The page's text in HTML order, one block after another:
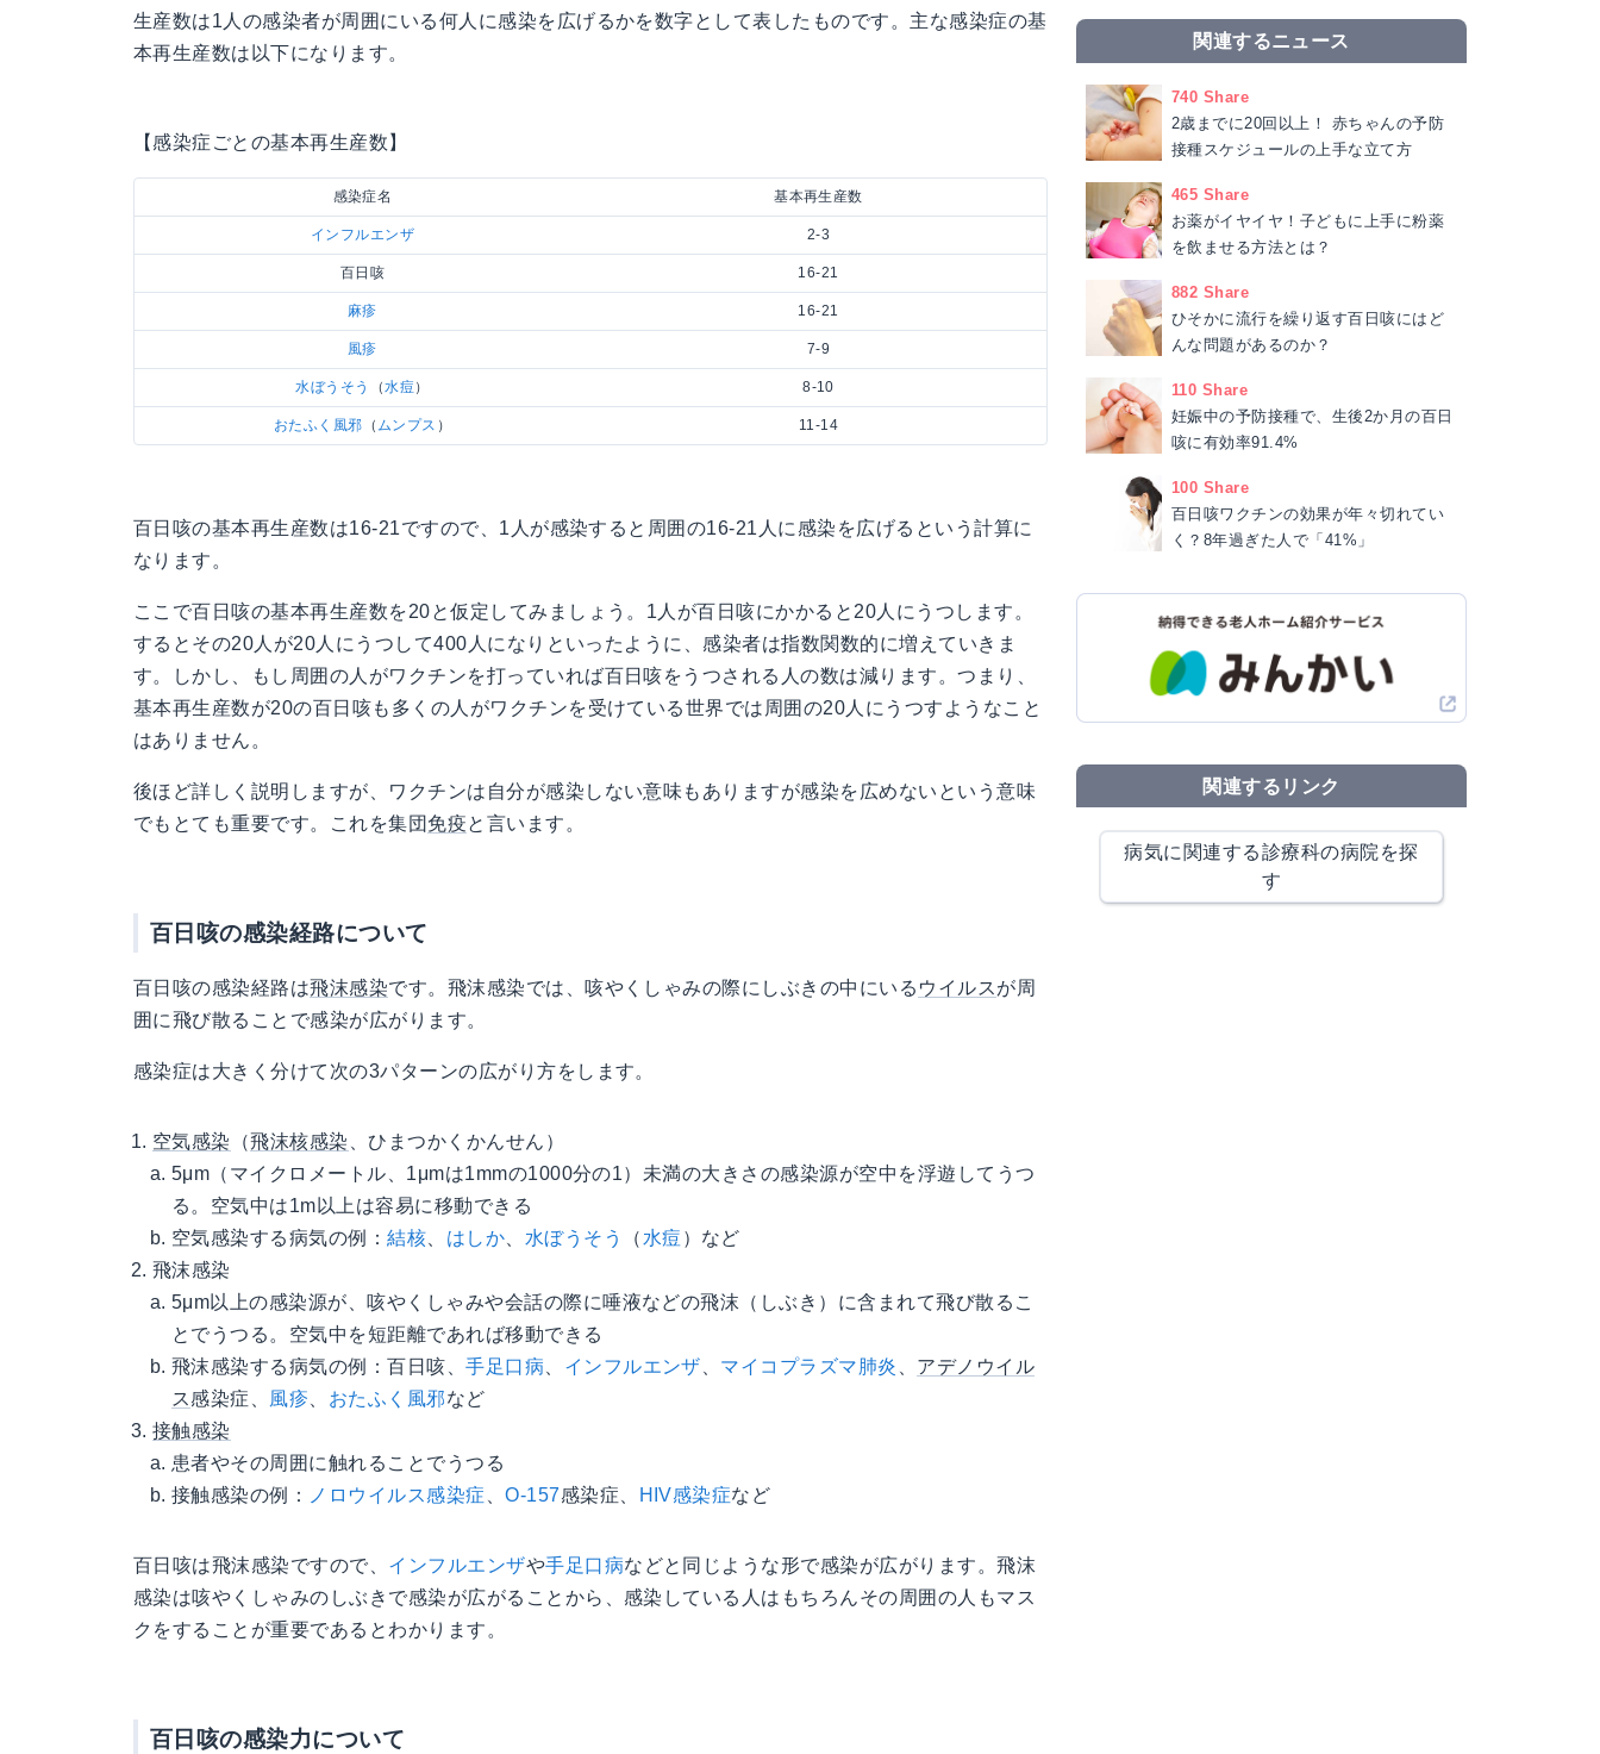
生産数は1人の感染者が周囲にいる何人に感染を広げるかを数字として表したものです。主な感染症の基
本再生産数は以下になります。
【感染症ごとの基本再生産数】
感染症名 基本再生産数
インフルエンザ 2-3
百日咳 16-21
麻疹 16-21
風疹 7-9
水ぼうそう （水痘 ） 8-10
おたふく風邪 （ムンプス ） 11-14
百日咳の基本再生産数は16-21ですので、1人が感染すると周囲の16-21人に感染を広げるという計算に
なります。
ここで百日咳の基本再生産数を20と仮定してみましょう。1人が百日咳にかかると20人にうつします。
するとその20人が20人にうつして400人になりといったように、感染者は指数関数的に増えていきま
す。しかし、もし周囲の人がワクチンを打っていれば百日咳をうつされる人の数は減ります。つまり、
基本再生産数が20の百日咳も多くの人がワクチンを受けている世界では周囲の20人にうつすようなこと
はありません。
後ほど詳しく説明しますが、ワクチンは自分が感染しない意味もありますが感染を広めないという意味
でもとても重要です。これを集団 免疫と言います。
百日咳の感染経路について
百日咳の感染経路は飛沫感染です。飛沫感染では、咳やくしゃみの際にしぶきの中にいる ウイルスが周
囲に飛び散ることで感染が広がります。
感染症は大きく分けて次の3パターンの広がり方をします。
空気感染 （飛沫核感染
、ひまつかくかんせん）
5μm（マイクロメートル、1μmは1mmの1000分の1）未満の大きさの感染源が空中を浮遊してうつ
る。空気中は1m以上は容易に移動できる
空気感染する病気の例：結核 はしか 水ぼうそう （ 水痘 ）など
飛沫感染
5μm以上の感染源が、咳やくしゃみや会話の際に唾液などの飛沫（しぶき）に含まれて飛び散るこ
とでうつる。空気中を短距離であれば移動できる
飛沫感染する病気の例：百日咳、手足口病 インフルエンザ マイコプラズマ肺炎
アデノウイル
ス感染症、 風疹 おたふく風邪など
接触感染
患者やその周囲に触れることでうつる
接触感染の例：
ノロウイルス感染症 、O-157感染症、 HIV感染症など
百日咳は飛沫感染ですので、 インフルエンザや手足口病などと同じような形で感染が広がります。飛沫
感染は咳やくしゃみのしぶきで感染が広がることから、感染している人はもちろんその周囲の人もマス
クをすることが重要であるとわかります。
百日咳の感染力について
関連するニュース
740 Share
2歳までに20回以上！ 赤ちゃんの予防
接種スケジュールの上手な立て方
465 Share
お薬がイヤイヤ！子どもに上手に粉薬
を飲ませる方法とは？
882 Share
ひそかに流行を繰り返す百日咳にはど
んな問題があるのか？
110 Share
妊娠中の予防接種で、生後2か月の百日
咳に有効率91.4%
100 Share
百日咳ワクチンの効果が年々切れてい
く？8年過ぎた人で「41%」
関連するリンク
病気に関連する診療科の病院を探
す